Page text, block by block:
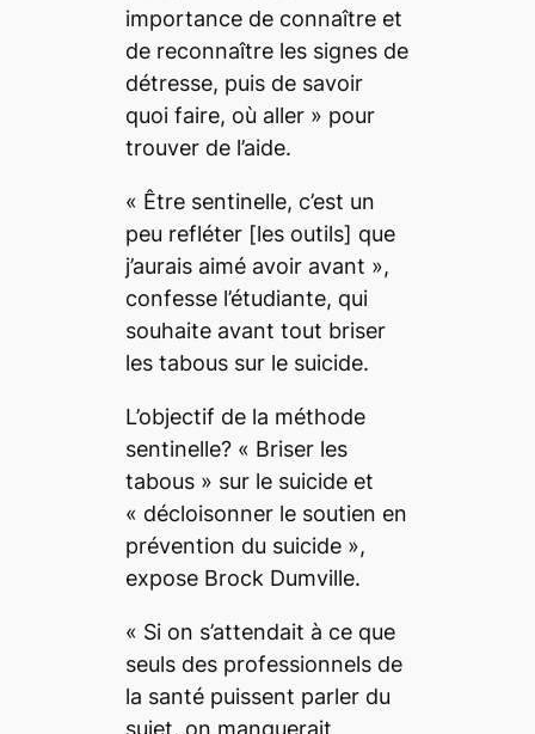
importance de connaître et
de reconnaître les signes de
détresse, puis de savoir
quoi faire, où aller » pour
trouver de l’aide.
« Être sentinelle, c’est un
peu refléter [les outils] que
j’aurais aimé avoir avant »,
confesse l’étudiante, qui
souhaite avant tout briser
les tabous sur le suicide.
L’objectif de la méthode
sentinelle? « Briser les
tabous » sur le suicide et
« décloisonner le soutien en
prévention du suicide »,
expose Brock Dumville.
« Si on s’attendait à ce que
seuls des professionnels de
la santé puissent parler du
sujet, on manquerait